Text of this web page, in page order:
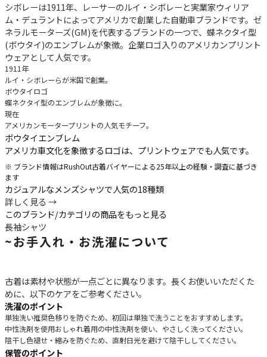
シボレーは1911年、レーサーのルイ・シボレーと実業家ウィリア
ム・デュラントによってアメリカで創業した自動車ブランドです。ゼ
ネラルモーターズ(GM)を代表するブランドの一つで、蝶ネクタイ型
(ボウタイ)のエンブレムが象徴。企業ロゴ入りのアメリカンプリント
ウェアとして人気です。
1911年
ルイ・シボレーらが米国で創業。
ボウタイロゴ
蝶ネクタイ型のエンブレムが象徴に。
現在
アメリカンモータープリントの人気モチーフ。
ボウタイエンブレム
アメリカ車文化を象徴するロゴは、プリントウェアでも人気です。
※ ブランド情報はRushOut古着バイヤーによる25年以上の経験・調査に基づき
ます
カジュアルなメンズシャツで人気の18種類
詳しく見る →
このブランド/カテゴリの商品をもっと見る
長袖シャツ
~お手入れ・お洗濯について
古着は素材や状態が一点ごとに異なります。長くお使いいただくた
めに、以下のケアをご参考ください。
洗濯のポイント
単独洗い推奨色移りを防ぐため、初回は単独で洗うことをおすすめします。
中性洗剤を使用おしゃれ着用の中性洗剤を使い、やさしく洗ってください。
陰干し色褪せ・縮みを防ぐため、直射日光を避けて陰干ししてください。
保管のポイント